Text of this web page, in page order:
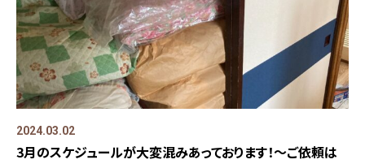
2024.03.02
3月のスケジュールが大変混みあっております！～ご依頼は